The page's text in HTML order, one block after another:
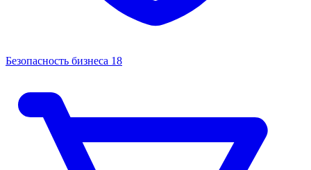
Безопасность бизнеса 18